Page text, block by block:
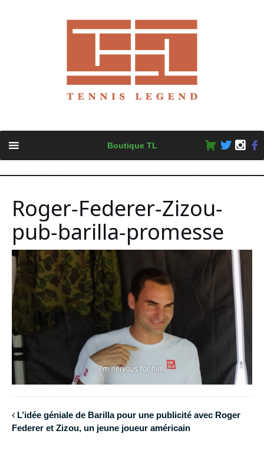
content
Boutique TL
Roger-Federer-Zizou-
pub-barilla-promesse
L’idée géniale de Barilla pour une publicité avec Roger
Federer et Zizou, un jeune joueur américain